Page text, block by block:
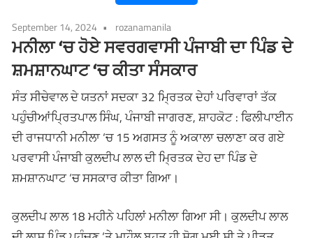
September 14, 2024 rozanamanila
ਮਨੀਲਾ ‘ਚ ਹੋਏ ਸਵਰਗਵਾਸੀ ਪੰਜਾਬੀ ਦਾ ਪਿੰਡ ਦੇ
ਸ਼ਮਸ਼ਾਨਘਾਟ ‘ਚ ਕੀਤਾ ਸੰਸਕਾਰ
ਸੰਤ ਸੀਚੇਵਾਲ ਦੇ ਯਤਨਾਂ ਸਦਕਾ 32 ਮ੍ਰਿਤਕ ਦੇਹਾਂ ਪਰਿਵਾਰਾਂ ਤੱਕ
ਪਹੁੰਚੀਆਂਪ੍ਰਿਤਪਾਲ ਸਿੰਘ, ਪੰਜਾਬੀ ਜਾਗਰਣ, ਸ਼ਾਹਕੋਟ : ਫਿਲੀਪਾਈਨ
ਦੀ ਰਾਜਧਾਨੀ ਮਨੀਲਾ ‘ਚ 15 ਅਗਸਤ ਨੂੰ ਅਕਾਲਾ ਚਲਾਣਾ ਕਰ ਗਏ
ਪਰਵਾਸੀ ਪੰਜਾਬੀ ਕੁਲਦੀਪ ਲਾਲ ਦੀ ਮ੍ਰਿਤਕ ਦੇਹ ਦਾ ਪਿੰਡ ਦੇ
ਸ਼ਮਸ਼ਾਨਘਾਟ ‘ਚ ਸਸਕਾਰ ਕੀਤਾ ਗਿਆ।
ਕੁਲਦੀਪ ਲਾਲ 18 ਮਹੀਨੇ ਪਹਿਲਾਂ ਮਨੀਲਾ ਗਿਆ ਸੀ। ਕੁਲਦੀਪ ਲਾਲ